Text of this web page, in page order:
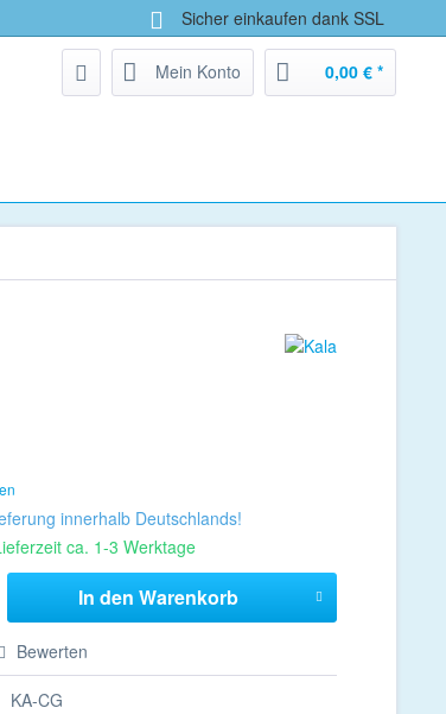
Sicher einkaufen dank SSL
Mein Konto 0,00 € *
innerhalb Deutschlands!
ca. 1-3 Werktage
In den Warenkorb
Bewerten
KA-CG